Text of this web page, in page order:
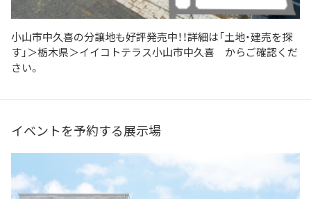
小山市中久喜の分譲地も好評発売中！！詳細は「土地・建売を探
す」＞栃木県＞イイコトテラス小山市中久喜 からご確認くだ
さい。
イベントを予約する展示場